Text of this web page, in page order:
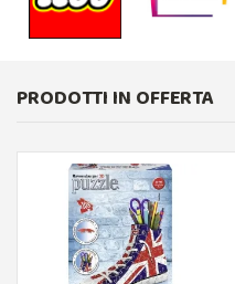
PRODOTTI IN OFFERTA